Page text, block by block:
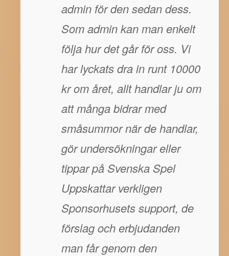
admin för den sedan dess.
Som admin kan man enkelt
följa hur det går för oss. Vi
har lyckats dra in runt 10000
kr om året, allt handlar ju om
att många bidrar med
småsummor när de handlar,
gör undersökningar eller
tippar på Svenska Spel
Uppskattar verkligen
Sponsorhusets support, de
förslag och erbjudanden
man får genom den